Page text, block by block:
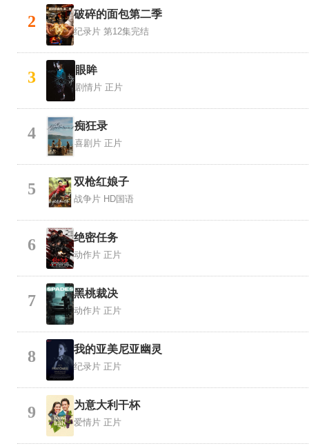
2 破碎的面包第二季
纪录片 第12集完结
3 眼眸
剧情片 正片
4 痴狂录
喜剧片 正片
5 双枪红娘子
战争片 HD国语
6 绝密任务
动作片 正片
7 黑桃裁决
动作片 正片
8 我的亚美尼亚幽灵
纪录片 正片
9 为意大利干杯
爱情片 正片